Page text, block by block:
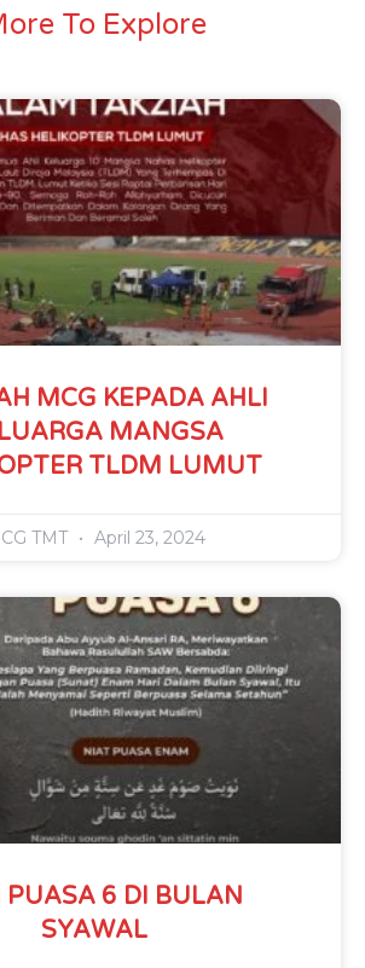
To Explore
MCG KEPADA AHLI
MANGSA
TLDM LUMUT
TMT April 23, 2024
PUASA 6 DI BULAN
SYAWAL